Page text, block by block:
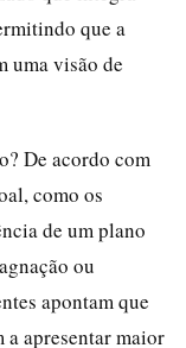
que a
uma visão de
De acordo com
como os
de um plano
ou
apontam que
apresentar maior